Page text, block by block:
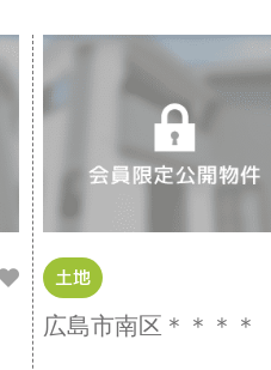
土地
広島市南区＊＊＊＊